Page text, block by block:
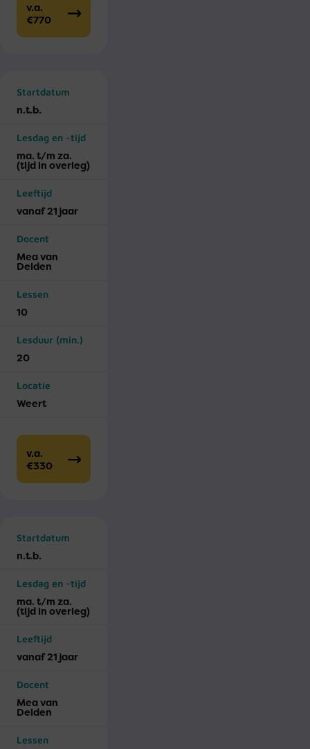
v.a.
€770
Startdatum
n.t.b.
Lesdag en -tijd
ma. t/m za.
(tijd in overleg)
Leeftijd
vanaf 21 jaar
Docent
Mea van
Delden
Lessen
10
Lesduur (min.)
20
Locatie
Weert
v.a.
€330
Startdatum
n.t.b.
Lesdag en -tijd
ma. t/m za.
(tijd in overleg)
Leeftijd
vanaf 21 jaar
Docent
Mea van
Delden
Lessen